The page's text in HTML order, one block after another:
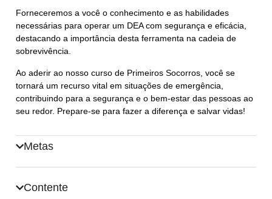
Forneceremos a você o conhecimento e as habilidades
necessárias para operar um DEA com segurança e eficácia,
destacando a importância desta ferramenta na cadeia de
sobrevivência.
Ao aderir ao nosso curso de Primeiros Socorros, você se
tornará um recurso vital em situações de emergência,
contribuindo para a segurança e o bem-estar das pessoas ao
seu redor. Prepare-se para fazer a diferença e salvar vidas!
Metas
Contente